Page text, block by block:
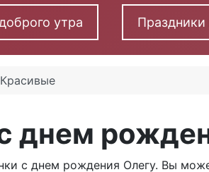
утра
Красивые
днем
с днем рождения Олегу. Вы